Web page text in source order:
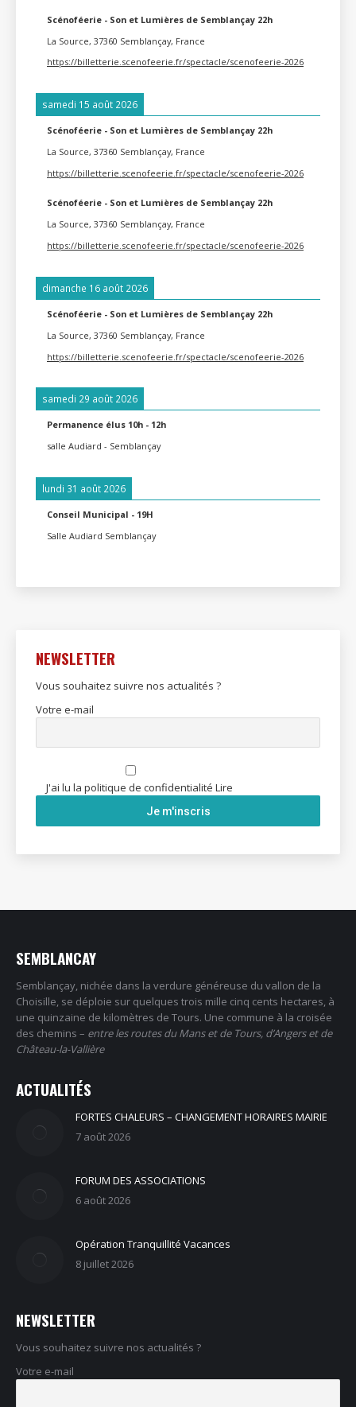
Scénoféerie - Son et Lumières de Semblançay 22h
La Source, 37360 Semblançay, France
https://billetterie.scenofeerie.fr/spectacle/scenofeerie-2026
samedi 15 août 2026
Scénoféerie - Son et Lumières de Semblançay 22h
La Source, 37360 Semblançay, France
https://billetterie.scenofeerie.fr/spectacle/scenofeerie-2026
Scénoféerie - Son et Lumières de Semblançay 22h
La Source, 37360 Semblançay, France
https://billetterie.scenofeerie.fr/spectacle/scenofeerie-2026
dimanche 16 août 2026
Scénoféerie - Son et Lumières de Semblançay 22h
La Source, 37360 Semblançay, France
https://billetterie.scenofeerie.fr/spectacle/scenofeerie-2026
samedi 29 août 2026
Permanence élus 10h - 12h
salle Audiard - Semblançay
lundi 31 août 2026
Conseil Municipal - 19H
Salle Audiard Semblançay
NEWSLETTER
Vous souhaitez suivre nos actualités ?
Votre e-mail
J'ai lu la politique de confidentialité Lire
SEMBLANCAY
Semblançay, nichée dans la verdure généreuse du vallon de la
Choisille, se déploie sur quelques trois mille cinq cents hectares, à
une quinzaine de kilomètres de Tours. Une commune à la croisée
des chemins – entre les routes du Mans et de Tours, d’Angers et de
Château-la-Vallière
ACTUALITÉS
FORTES CHALEURS – CHANGEMENT HORAIRES MAIRIE
7 août 2026
FORUM DES ASSOCIATIONS
6 août 2026
Opération Tranquillité Vacances
8 juillet 2026
NEWSLETTER
Vous souhaitez suivre nos actualités ?
Votre e-mail